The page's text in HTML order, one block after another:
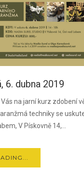
6. dubna 2019
na jarní kurz zdobení
techniky se
V Pískovně 14,...